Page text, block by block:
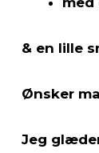
& en lille
Ønsker
Jeg